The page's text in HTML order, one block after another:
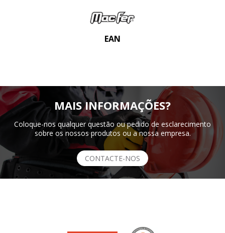
EAN
MAIS INFORMAÇÕES?
Coloque-nos qualquer questão ou pedido de esclarecimento
sobre os nossos produtos ou a nossa empresa.
CONTACTE-NOS